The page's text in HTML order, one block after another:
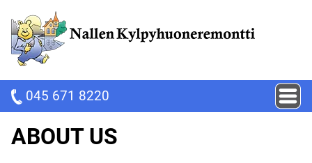
045 671 8220
ABOUT US